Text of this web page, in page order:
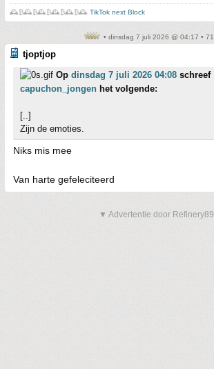
🕰️₿🕰️₿🕰️₿🕰️₿🕰️₿🕰️ TikTok next Block
• dinsdag 7 juli 2026 @ 04:17 • 71
tjoptjop
Op dinsdag 7 juli 2026 04:08 schreef
capuchon_jongen het volgende:
[..]
Zijn de emoties.
Niks mis mee
Van harte gefeleciteerd
▼ Advertentie door Refinery89